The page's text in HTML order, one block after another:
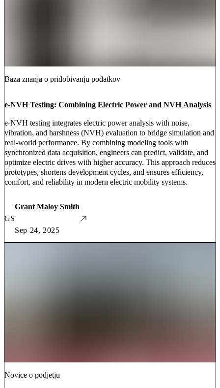
Baza znanja o pridobivanju podatkov
e-NVH Testing: Combining Electric Power and NVH Analysis
e-NVH testing integrates electric power analysis with noise,
vibration, and harshness (NVH) evaluation to bridge simulation and
real-world performance. By combining modeling tools with
synchronized data acquisition, engineers can predict, validate, and
optimize electric drives with higher accuracy. This approach reduces
prototypes, shortens development cycles, and ensures efficiency,
comfort, and reliability in modern electric mobility systems.
GS
Grant Maloy Smith
Sep 24, 2025
Novice o podjetju